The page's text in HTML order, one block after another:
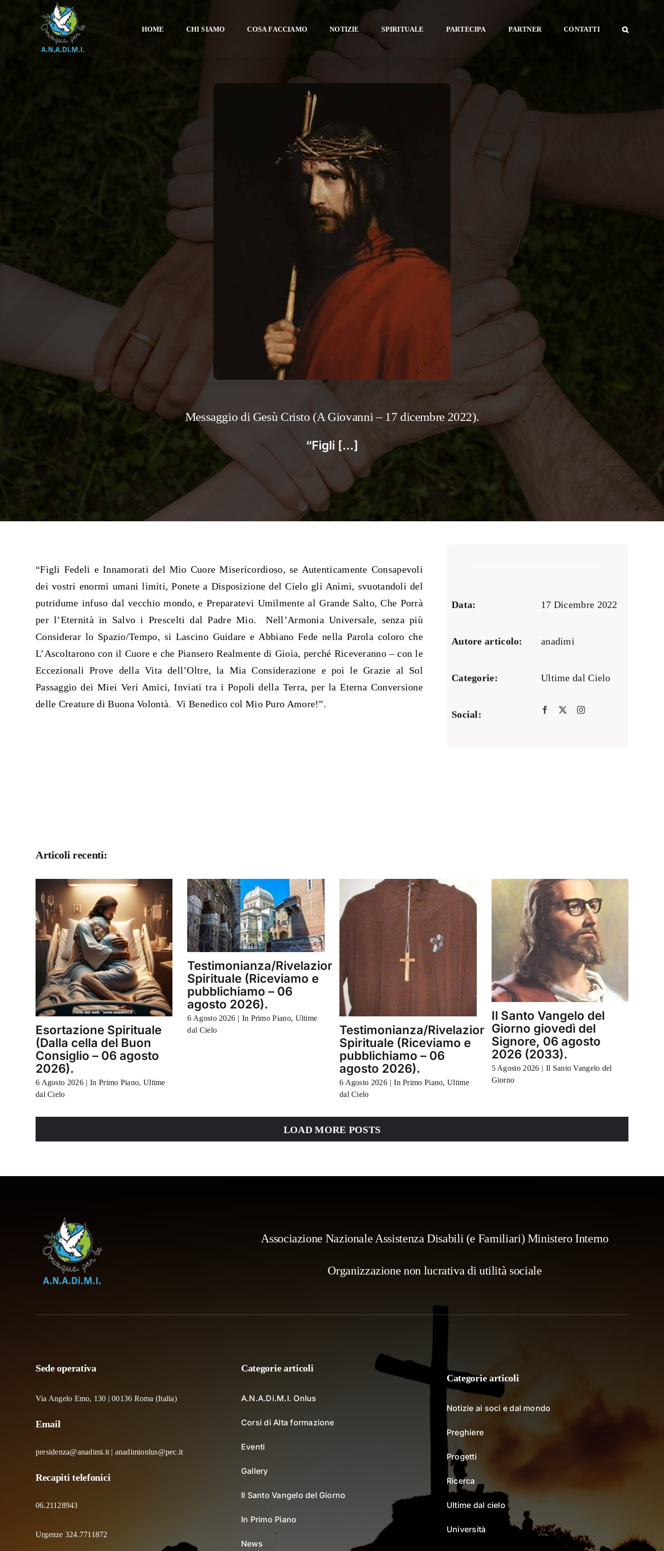
HOME CHI SIAMO COSA FACCIAMO NOTIZIE SPIRITUALE PARTECIPA PARTNER CONTATTI
Messaggio di Gesù Cristo (A Giovanni – 17 dicembre 2022).
“Figli […]
“Figli Fedeli e Innamorati del Mio Cuore Misericordioso, se Autenticamente Consapevoli
dei vostri enormi umani limiti, Ponete a Disposizione del Cielo gli Animi, svuotandoli del
putridume infuso dal vecchio mondo, e Preparatevi Umilmente al Grande Salto, Che Porrà
per l’Eternità in Salvo i Prescelti dal Padre Mio. Nell’Armonia Universale, senza più
Considerar lo Spazio/Tempo, si Lascino Guidare e Abbiano Fede nella Parola coloro che
L’Ascoltarono con il Cuore e che Piansero Realmente di Gioia, perché Riceveranno – con le
Eccezionali Prove della Vita dell’Oltre, la Mia Considerazione e poi le Grazie al Sol
Passaggio dei Miei Veri Amici, Inviati tra i Popoli della Terra, per la Eterna Conversione
delle Creature di Buona Volontà. Vi Benedico col Mio Puro Amore!”.
Data: 17 Dicembre 2022
Autore articolo: anadimi
Categorie: Ultime dal Cielo
Social:
Articoli recenti:
Esortazione Spirituale
(Dalla cella del Buon
Consiglio – 06 agosto
2026).
6 Agosto 2026 | In Primo Piano, Ultime
dal Cielo
Testimonianza/Rivelazione
Spirituale (Riceviamo e
pubblichiamo – 06
agosto 2026).
6 Agosto 2026 | In Primo Piano, Ultime
dal Cielo
Testimonianza/Rivelazione
Spirituale (Riceviamo e
pubblichiamo – 06
agosto 2026).
6 Agosto 2026 | In Primo Piano,Ultime
dal Cielo
Il Santo Vangelo del
Giorno giovedì del
Signore, 06 agosto
2026 (2033).
5 Agosto 2026 | Il Santo Vangelo del
Giorno
LOAD MORE POSTS
Associazione Nazionale Assistenza Disabili (e Familiari) Ministero Interno
Organizzazione non lucrativa di utilità sociale
Sede operativa
Via Angelo Emo, 130 | 00136 Roma (Italia)
Email
presidenza@anadimi.it | anadimionlus@pec.it
Recapiti telefonici
06.21128943
Urgenze 324.7711872
Categorie articoli
A.N.A.Di.M.I. Onlus
Corsi di Alta formazione
Eventi
Gallery
Il Santo Vangelo del Giorno
In Primo Piano
News
Categorie articoli
Notizie ai soci e dal mondo
Preghiere
Progetti
Ricerca
Ultime dal cielo
Università